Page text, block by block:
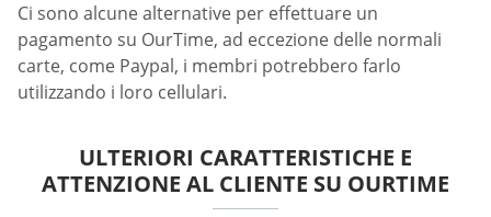
Ci sono alcune alternative per effettuare un
pagamento su OurTime, ad eccezione delle normali
carte, come Paypal, i membri potrebbero farlo
utilizzando i loro cellulari.
ULTERIORI CARATTERISTICHE E
ATTENZIONE AL CLIENTE SU OURTIME